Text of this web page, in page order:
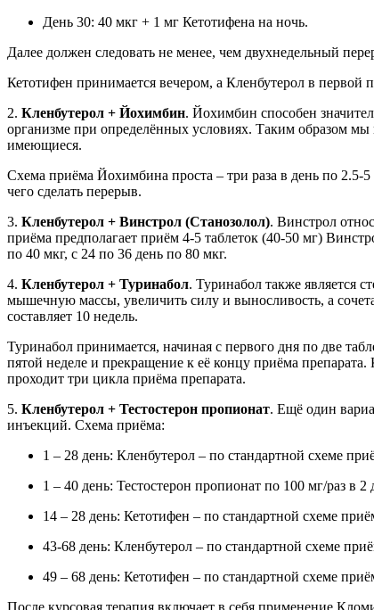
День 30: 40 мкг + 1 мг Кетотифена на ночь.
Далее должен следовать не менее, чем двухнедельный
Кетотифен принимается вечером, а Кленбутерол в первой
2. Кленбутерол + Йохимбин. Йохимбин способен
организме при определённых условиях. Таким образом
имеющиеся.
Схема приёма Йохимбина проста – три раза в день по 2.5-
чего сделать перерыв.
3. Кленбутерол + Винстрол (Станозолол). Винстрол
приёма предполагает приём 4-5 таблеток (40-50 мг)
по 40 мкг, с 24 по 36 день по 80 мкг.
4. Кленбутерол + Туринабол. Туринабол также является
мышечную массы, увеличить силу и выносливость, а
составляет 10 недель.
Туринабол принимается, начиная с первого дня по две
пятой неделе и прекращение к её концу приёма
проходит три цикла приёма препарата.
5. Кленбутерол + Тестостерон пропионат. Ещё один
инъекций. Схема приёма:
1 – 28 день: Кленбутерол – по стандартной схеме
1 – 40 день: Тестостерон пропионат по 100 мг/раз в 2
14 – 28 день: Кетотифен – по стандартной схеме
43-68 день: Кленбутерол – по стандартной схеме
49 – 68 день: Кетотифен – по стандартной схеме
После курсовая терапия включает в себя применение